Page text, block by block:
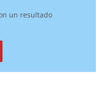
un resultado